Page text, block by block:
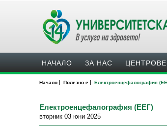
НАЧАЛО ЗА НАС ЦЕНТРОВЕ
Начало | Полезно е | Eлектроенцефалография
Eлектроенцефалография (ЕЕГ)
вторник 03 юни 2025